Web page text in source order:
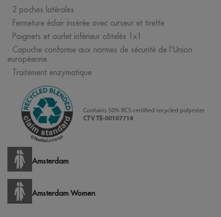
· 2 poches latérales
· Fermeture éclair insérée avec curseur et tirette
· Poignets et ourlet inférieur côtelés 1x1
· Capuche conforme aux normes de sécurité de l'Union
européenne
· Traitement enzymatique
Amsterdam
Amsterdam Women